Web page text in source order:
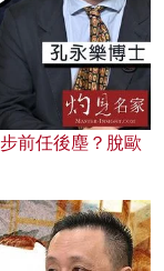
前任後塵？脫歐